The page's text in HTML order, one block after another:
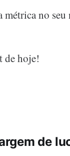
no seu
de hoje!
de